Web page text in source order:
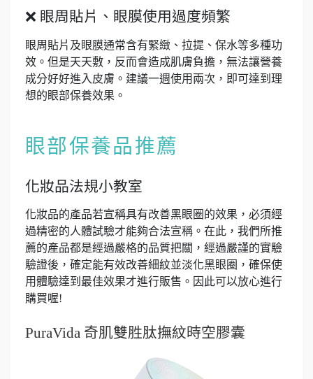
❌ 眼周貼片、眼膜使用過度頻繁
眼周貼片及眼膜通常含有緊緻、拉提、保水等多種功
效。但是天天敷，反而會造成肌膚負擔，無法讓營養
成分好好進入皮膚。建議一週使用兩次，即可達到理
想的眼部保養效果。
眼部保養品推薦
化妝品法規小教室
化妝品的產品若宣稱具有改善黑眼圈的效果，必須經
過精密的人體試驗才能夠合法宣稱。在此，我們所推
薦的產品都是經過嚴格的品質把關，經過嚴謹的實驗
驗證後，確定能有效改善細紋並淡化黑眼圈，確保使
用體驗達到最佳效果才進行販售。因此可以放心進行
購買喔!
PuraVida 奇肌雙胜肽撫紋時空膠囊